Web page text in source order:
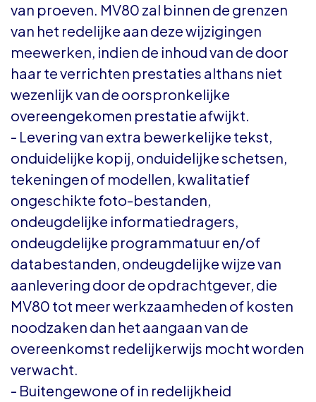
van proeven. MV80 zal binnen de grenzen
van het redelijke aan deze wijzigingen
meewerken, indien de inhoud van de door
haar te verrichten prestaties althans niet
wezenlijk van de oorspronkelijke
overeengekomen prestatie afwijkt.
- Levering van extra bewerkelijke tekst,
onduidelijke kopij, onduidelijke schetsen,
tekeningen of modellen, kwalitatief
ongeschikte foto-bestanden,
ondeugdelijke informatiedragers,
ondeugdelijke programmatuur en/of
databestanden, ondeugdelijke wijze van
aanlevering door de opdrachtgever, die
MV80 tot meer werkzaamheden of kosten
noodzaken dan het aangaan van de
overeenkomst redelijkerwijs mocht worden
verwacht.
- Buitengewone of in redelijkheid